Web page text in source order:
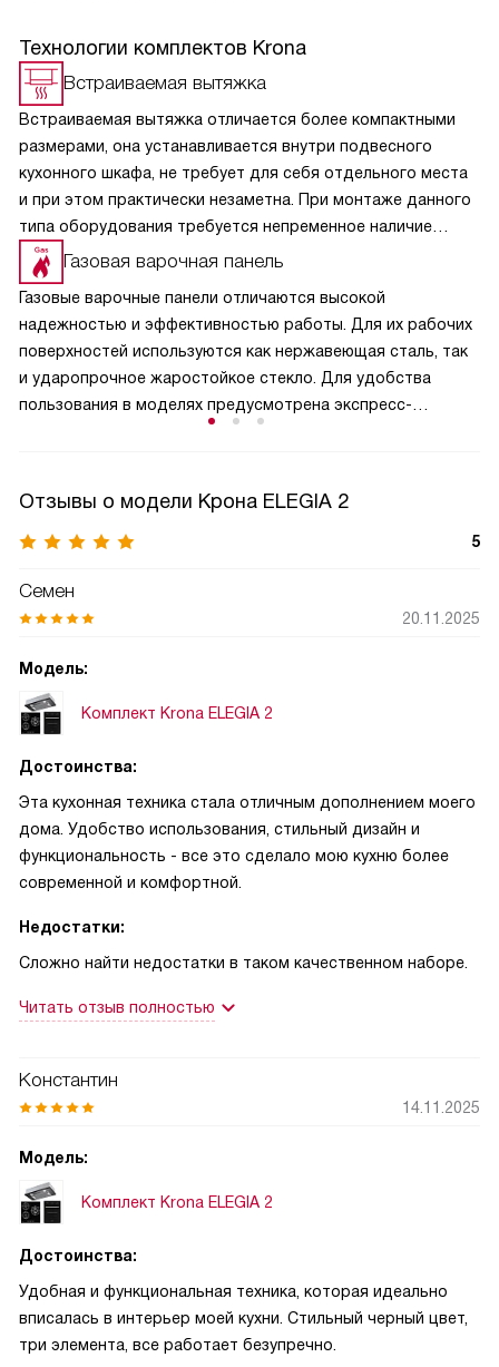
Технологии комплектов Krona
Встраиваемая вытяжка
Встраиваемая вытяжка отличается более компактными
размерами, она устанавливается внутри подвесного
кухонного шкафа, не требует для себя отдельного места
и при этом практически незаметна. При монтаже данного
типа оборудования требуется непременное наличие
отводного вентиляционного канала.
Газовая варочная панель
Газовые варочные панели отличаются высокой
надежностью и эффективностью работы. Для их рабочих
поверхностей используются как нержавеющая сталь, так
и ударопрочное жаростойкое стекло. Для удобства
пользования в моделях предусмотрена экспресс-
что позволяет использовать оборудование не только
с магистральным, но и с баллонным газом. Функции
обеспечивают безопасность пользования
оборудованием.
Отзывы о модели Крона ELEGIA 2
5
Семен
20.11.2025
Модель:
Комплект Krona ELEGIA 2
Достоинства:
Эта кухонная техника стала отличным дополнением моего
дома. Удобство использования, стильный дизайн и
функциональность - все это сделало мою кухню более
современной и комфортной.
Недостатки:
Сложно найти недостатки в таком качественном наборе.
Читать отзыв полностью
Константин
14.11.2025
Модель:
Комплект Krona ELEGIA 2
Достоинства:
Удобная и функциональная техника, которая идеально
вписалась в интерьер моей кухни. Стильный черный цвет,
три элемента, все работает безупречно.